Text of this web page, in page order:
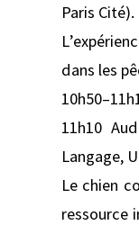
Paris Cité).
dans les
11h10
Langage,
Le chien
ressource